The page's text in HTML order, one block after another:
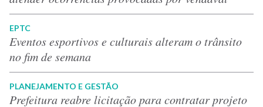
EPTC
Eventos esportivos e culturais alteram o trânsito
no fim de semana
PLANEJAMENTO E GESTÃO
Prefeitura reabre licitação para contratar projeto